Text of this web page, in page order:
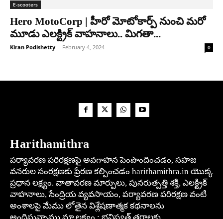
E-scooters
Hero MotoCorp | హీరో మోటోకార్ప్ నుంచి మరో
మూడు ఎలక్ట్రిక్ వాహనాలు.. మిగతా...
Kiran Podishetty - February 4, 2024 0
Harithamithra
పర్యావరణ పరిరక్షణపై అవగాహన పెంపొందించడం, సహజ
వనరుల సంరక్షణకు ప్రేరణ కల్పించడం harithamithra.in యొక్క
ప్రధాన లక్ష్యం. వాతావరణ మార్పులు, పునరుత్పత్తి శక్తి, ఎలక్ట్రిక్
వాహనాలు, సేంద్రియ వ్యవసాయం, పర్యావరణ పరిరక్షణ వంటి
అంశాలపై మేము లోతైన విశ్లేషణాత్మక కథనాలను
అందిస్తున్నాము.మా లక్ష్యం : భవిష్యత్ తరాలకు